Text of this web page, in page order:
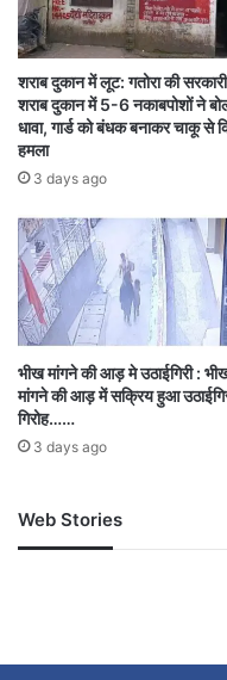
लाख हेक्टेयर कृषि रकबे
प्रदेश कांग्रेस ने 15
करने और दर 3,286
उपमुख्यमंत्री अरुण साव
सरकार किसानों का एक-
देगा।
2739 centers
central pool
crop survey
token app
शराब दुकान में लूट: गतोरा की सरकारी
शराब दुकान में 5-6 नकाबपोशों ने
धावा, गार्ड को बंधक बनाकर चाकू से
हमला
3 days ago
भीख मांगने की आड़ मे उठाईगिरी :
मांगने की आड़ में सक्रिय हुआ
गिरोह……
3 days ago
Web Stories
जम्मू-कश्मीर में बारिश से
अपडेट